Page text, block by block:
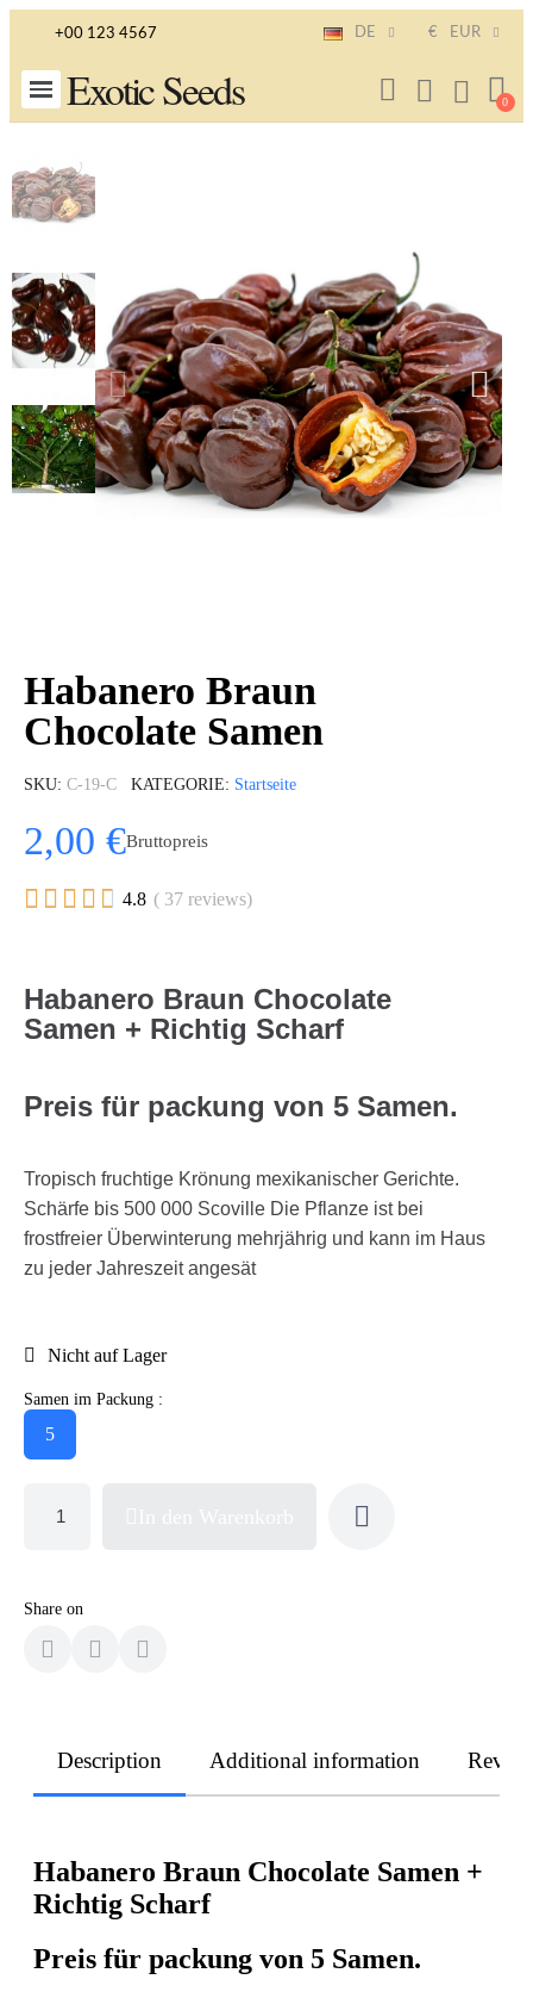
+00 123 4567 DE € EUR
Exotic Seeds
Habanero Braun
Chocolate Samen
SKU C-19-C KATEGORIE Startseite
2,00 €Bruttopreis
     4.8 ( 37 reviews)
Habanero Braun Chocolate
Samen + Richtig Scharf
Preis für packung von 5 Samen.
Tropisch fruchtige Krönung mexikanischer Gerichte.
Schärfe bis 500 000 Scoville Die Pflanze ist bei
frostfreier Überwinterung mehrjährig und kann im Haus
zu jeder Jahreszeit angesät
Nicht auf Lager
Samen im Packung :
5
Share on
Description Additional information
Habanero Braun Chocolate Samen +
Richtig Scharf
Preis für packung von 5 Samen.